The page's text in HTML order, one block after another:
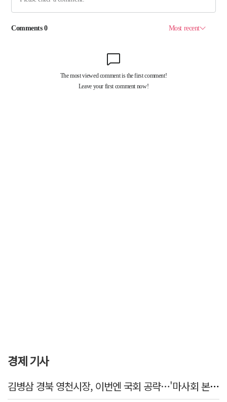
경제 기사
김병삼 경북 영천시장, 이번엔 국회 공략…'마사회 본사 이전·광역교통망 확충' 요청